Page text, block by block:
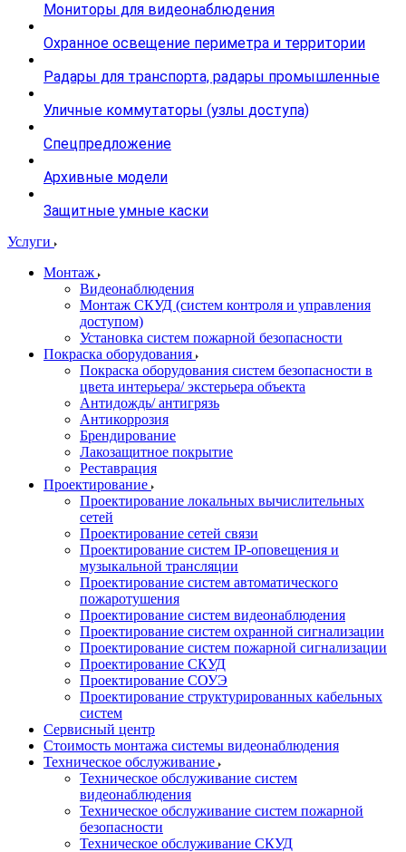
Мониторы для видеонаблюдения
Охранное освещение периметра и территории
Радары для транспорта, радары промышленные
Уличные коммутаторы (узлы доступа)
Спецпредложение
Архивные модели
Защитные умные каски
Услуги
Монтаж
Видеонаблюдения
Монтаж СКУД (систем контроля и управления
доступом)
Установка систем пожарной безопасности
Покраска оборудования
Покраска оборудования систем безопасности в
цвета интерьера/ экстерьера объекта
Антидождь/ антигрязь
Антикоррозия
Брендирование
Лакозащитное покрытие
Реставрация
Проектирование
Проектирование локальных вычислительных
сетей
Проектирование сетей связи
Проектирование систем IP-оповещения и
музыкальной трансляции
Проектирование систем автоматического
пожаротушения
Проектирование систем видеонаблюдения
Проектирование систем охранной сигнализации
Проектирование систем пожарной сигнализации
Проектирование СКУД
Проектирование СОУЭ
Проектирование структурированных кабельных
систем
Сервисный центр
Стоимость монтажа системы видеонаблюдения
Техническое обслуживание
Техническое обслуживание систем
видеонаблюдения
Техническое обслуживание систем пожарной
безопасности
Техническое обслуживание СКУД